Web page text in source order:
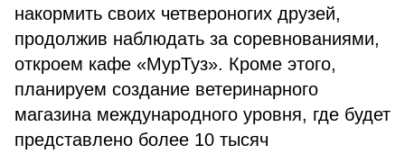
накормить своих четвероногих друзей,
продолжив наблюдать за соревнованиями,
откроем кафе «МурТуз». Кроме этого,
планируем создание ветеринарного
магазина международного уровня, где будет
представлено более 10 тысяч